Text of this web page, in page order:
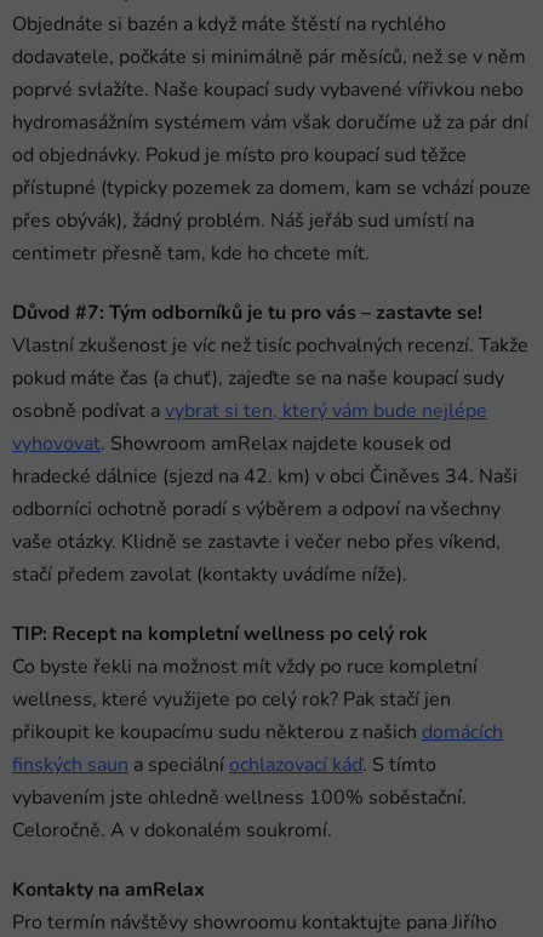
Objednáte si bazén a když máte štěstí na rychlého
dodavatele, počkáte si minimálně pár měsíců, než se v něm
poprvé svlažíte. Naše koupací sudy vybavené vířivkou nebo
hydromasážním systémem vám však doručíme už za pár dní
od objednávky. Pokud je místo pro koupací sud těžce
přístupné (typicky pozemek za domem, kam se vchází pouze
přes obývák), žádný problém. Náš jeřáb sud umístí na
centimetr přesně tam, kde ho chcete mít.
Důvod #7: Tým odborníků je tu pro vás – zastavte se!
Vlastní zkušenost je víc než tisíc pochvalných recenzí. Takže
pokud máte čas (a chuť), zajeďte se na naše koupací sudy
osobně podívat avybrat si ten, který vám bude nejlépe
vyhovovat. Showroom amRelax najdete kousek od
hradecké dálnice (sjezd na 42. km) v obci Činěves 34. Naši
odborníci ochotně poradí s výběrem a odpoví na všechny
vaše otázky. Klidně se zastavte i večer nebo přes víkend,
stačí předem zavolat (kontakty uvádíme níže).
TIP: Recept na kompletní wellness po celý rok
Co byste řekli na možnost mít vždy po ruce kompletní
wellness, které využijete po celý rok? Pak stačí jen
přikoupit ke koupacímu sudu některou z našich domácích
finských saun a speciální ochlazovací káď. S tímto
vybavením jste ohledně wellness 100% soběstační.
Celoročně. A v dokonalém soukromí.
Kontakty na amRelax
Pro termín návštěvy showroomu kontaktujte pana Jiřího